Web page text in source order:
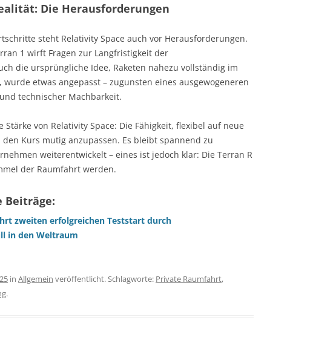
Die Herausforderungen
steht Relativity Space auch vor Herausforderungen.
1 wirft Fragen zur Langfristigkeit der
die ursprüngliche Idee, Raketen nahezu vollständig im
etwas angepasst – zugunsten eines ausgewogeneren
technischer Machbarkeit.
von Relativity Space: Die Fähigkeit, flexibel auf neue
Kurs mutig anzupassen. Es bleibt spannend zu
weiterentwickelt – eines ist jedoch klar: Die Terran R
der Raumfahrt werden.
Beiträge:
zweiten erfolgreichen Teststart durch
in den Weltraum
in Allgemein veröffentlicht. Schlagworte: Private Raumfahrt,
.